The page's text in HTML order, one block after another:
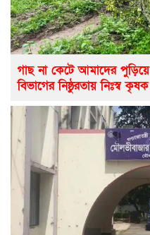
গাছ না কেটে আমাদের
বিভাগের নিষ্ঠুরতায় নিঃস্ব কৃষক